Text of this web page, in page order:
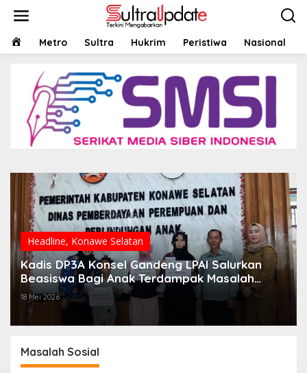
HOMEMetro Sultra Hukrim Peristiwa Nasional
Headline, Konawe Selatan
Kadis DP3A Konsel Gandeng LPAI Salurkan
Beasiswa Bagi Anak Terdampak Masalah
Sosial
18 Mei 2026
Masalah Sosial